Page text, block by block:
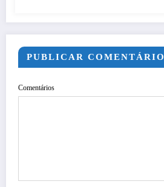
PUBLICAR COMENTÁRIO
Comentários